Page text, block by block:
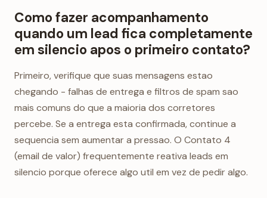
Como fazer acompanhamento
quando um lead fica completamente
em silencio apos o primeiro contato?
Primeiro, verifique que suas mensagens estao
chegando - falhas de entrega e filtros de spam sao
mais comuns do que a maioria dos corretores
percebe. Se a entrega esta confirmada, continue a
sequencia sem aumentar a pressao. O Contato 4
(email de valor) frequentemente reativa leads em
silencio porque oferece algo util em vez de pedir algo.